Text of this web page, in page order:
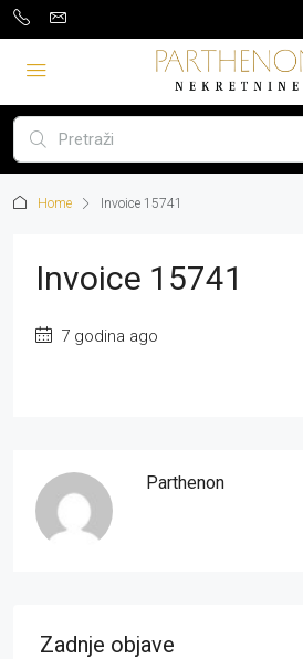
Home Invoice 15741
Invoice 15741
7 godina ago
Parthenon
Zadnje objave